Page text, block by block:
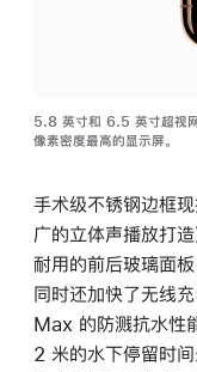
5.8 英寸和 6.5 英寸超视
像素密度最高的显示屏。
手术级不锈钢边框现
广的立体声播放打
耐用的前后玻璃面板
同时还加快了无线
Max 的防溅抗水性
2 米的水下停留时间